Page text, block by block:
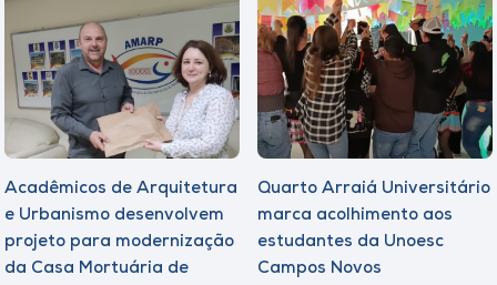
Acadêmicos de Arquitetura
e Urbanismo desenvolvem
projeto para modernização
da Casa Mortuária de
Quarto Arraiá Universitário
marca acolhimento aos
estudantes da Unoesc
Campos Novos